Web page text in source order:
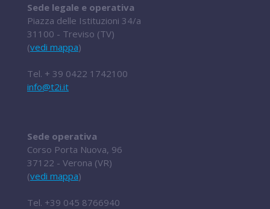
Sede legale e operativa
Piazza delle Istituzioni 34/a
31100 - Treviso (TV)
(vedi mappa)
Tel. + 39 0422 1742100
info@t2i.it
Sede operativa
Corso Porta Nuova, 96
37122 - Verona (VR)
(vedi mappa)
Tel. +39 045 8766940